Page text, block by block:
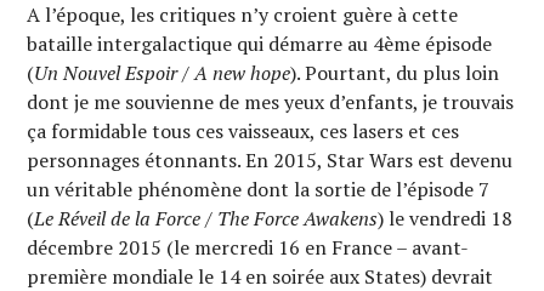
A l’époque, les critiques n’y croient guère à cette
bataille intergalactique qui démarre au 4ème épisode
(Un Nouvel Espoir / A new hope). Pourtant, du plus loin
dont je me souvienne de mes yeux d’enfants, je trouvais
ça formidable tous ces vaisseaux, ces lasers et ces
personnages étonnants. En 2015, Star Wars est devenu
un véritable phénomène dont la sortie de l’épisode 7
(Le Réveil de la Force / The Force Awakens) le vendredi 18
décembre 2015 (le mercredi 16 en France – avant-
première mondiale le 14 en soirée aux States) devrait